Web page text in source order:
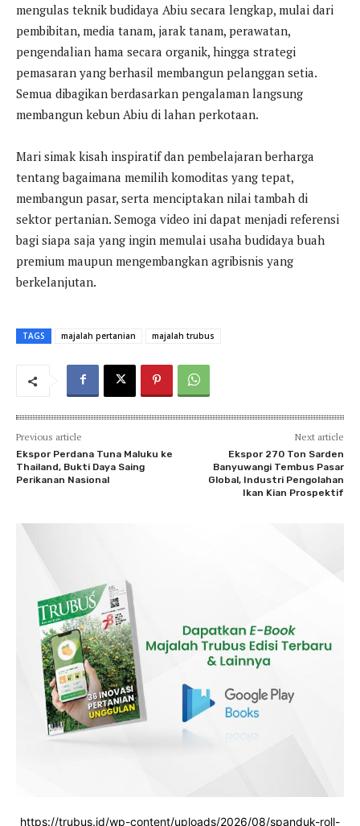
mengulas teknik budidaya Abiu secara lengkap, mulai dari
pembibitan, media tanam, jarak tanam, perawatan,
pengendalian hama secara organik, hingga strategi
pemasaran yang berhasil membangun pelanggan setia.
Semua dibagikan berdasarkan pengalaman langsung
membangun kebun Abiu di lahan perkotaan.
Mari simak kisah inspiratif dan pembelajaran berharga
tentang bagaimana memilih komoditas yang tepat,
membangun pasar, serta menciptakan nilai tambah di
sektor pertanian. Semoga video ini dapat menjadi referensi
bagi siapa saja yang ingin memulai usaha budidaya buah
premium maupun mengembangkan agribisnis yang
berkelanjutan.
TAGS majalah pertanian majalah trubus
Previous article
Ekspor Perdana Tuna Maluku ke
Thailand, Bukti Daya Saing
Perikanan Nasional
Next article
Ekspor 270 Ton Sarden
Banyuwangi Tembus Pasar
Global, Industri Pengolahan
Ikan Kian Prospektif
https://trubus.id/wp-content/uploads/2026/08/spanduk-roll-